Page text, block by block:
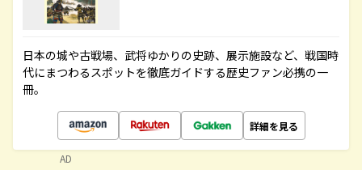
日本の城や古戦場、武将ゆかりの史跡、展示施設など、戦国時
代にまつわるスポットを徹底ガイドする歴史ファン必携の一
冊。
詳細を見る
AD